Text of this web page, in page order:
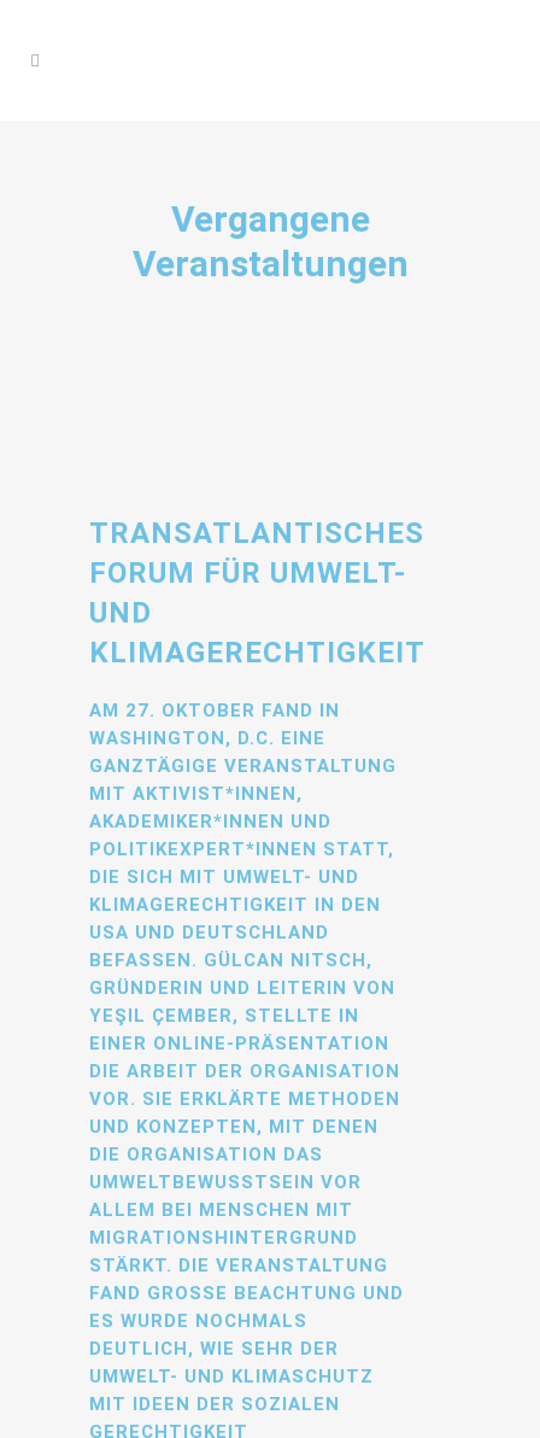
Vergangene
Veranstaltungen
TRANSATLANTISCHES
FORUM FÜR UMWELT-
UND
KLIMAGERECHTIGKEIT
AM 27. OKTOBER FAND IN
WASHINGTON, D.C. EINE
GANZTÄGIGE VERANSTALTUNG
MIT AKTIVIST*INNEN,
AKADEMIKER*INNEN UND
POLITIKEXPERT*INNEN STATT,
DIE SICH MIT UMWELT- UND
KLIMAGERECHTIGKEIT IN DEN
USA UND DEUTSCHLAND
BEFASSEN. GÜLCAN NITSCH,
GRÜNDERIN UND LEITERIN VON
YEŞIL ÇEMBER, STELLTE IN
EINER ONLINE-PRÄSENTATION
DIE ARBEIT DER ORGANISATION
VOR. SIE ERKLÄRTE METHODEN
UND KONZEPTEN, MIT DENEN
DIE ORGANISATION DAS
UMWELTBEWUSSTSEIN VOR
ALLEM BEI MENSCHEN MIT
MIGRATIONSHINTERGRUND
STÄRKT. DIE VERANSTALTUNG
FAND GROSSE BEACHTUNG UND E
S WURDE NOCHMALS D
EUTLICH, WIE SEHR DER U
MWELT- UND KLIMASCHUTZ M
IT IDEEN DER SOZIALEN G
ERECHTIGKEIT Z